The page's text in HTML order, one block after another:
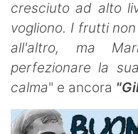
cresciuto ad alto
vogliono. I frutti
all'altro, ma
perfezionare la
calma" e ancora